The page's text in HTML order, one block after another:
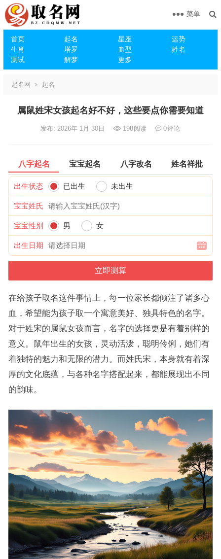
首页 起名 星座
运势
生肖
塔罗 血型
姓名
测试
解梦 更多
菜单
起名网 起名
属鼠姓宋女孩起名好不好，这些要点你需要知道
发布: 2026年 1月 30日 198阅读 0评论
八字起名 宝宝起名 八字改名 姓名祥批
出生状态 已出生 未出生
宝宝姓氏
宝宝性别 男 女
出生日期
在给孩子取名这件事情上，每一位家长都倾注了诸多心
血，希望能为孩子取一个寓意美好、独具特色的名字。
对于姓宋的属鼠女孩而言，名字的选择更是有着别样的
意义。鼠年出生的女孩，灵动活泼，聪明伶俐，她们有
着独特的魅力和无限的潜力。而姓氏宋，本身就有着深
厚的文化底蕴，与各种名字搭配起来，都能展现出不同
的韵味。